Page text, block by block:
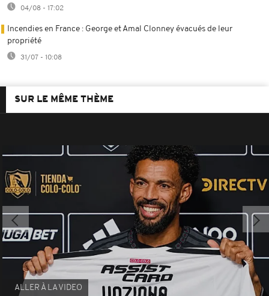
04/08 - 17:02
Incendies en France : George et Amal Clonney évacués de leur
propriété
31/07 - 10:08
SUR LE MÊME THÈME
ALLER À LA VIDEO